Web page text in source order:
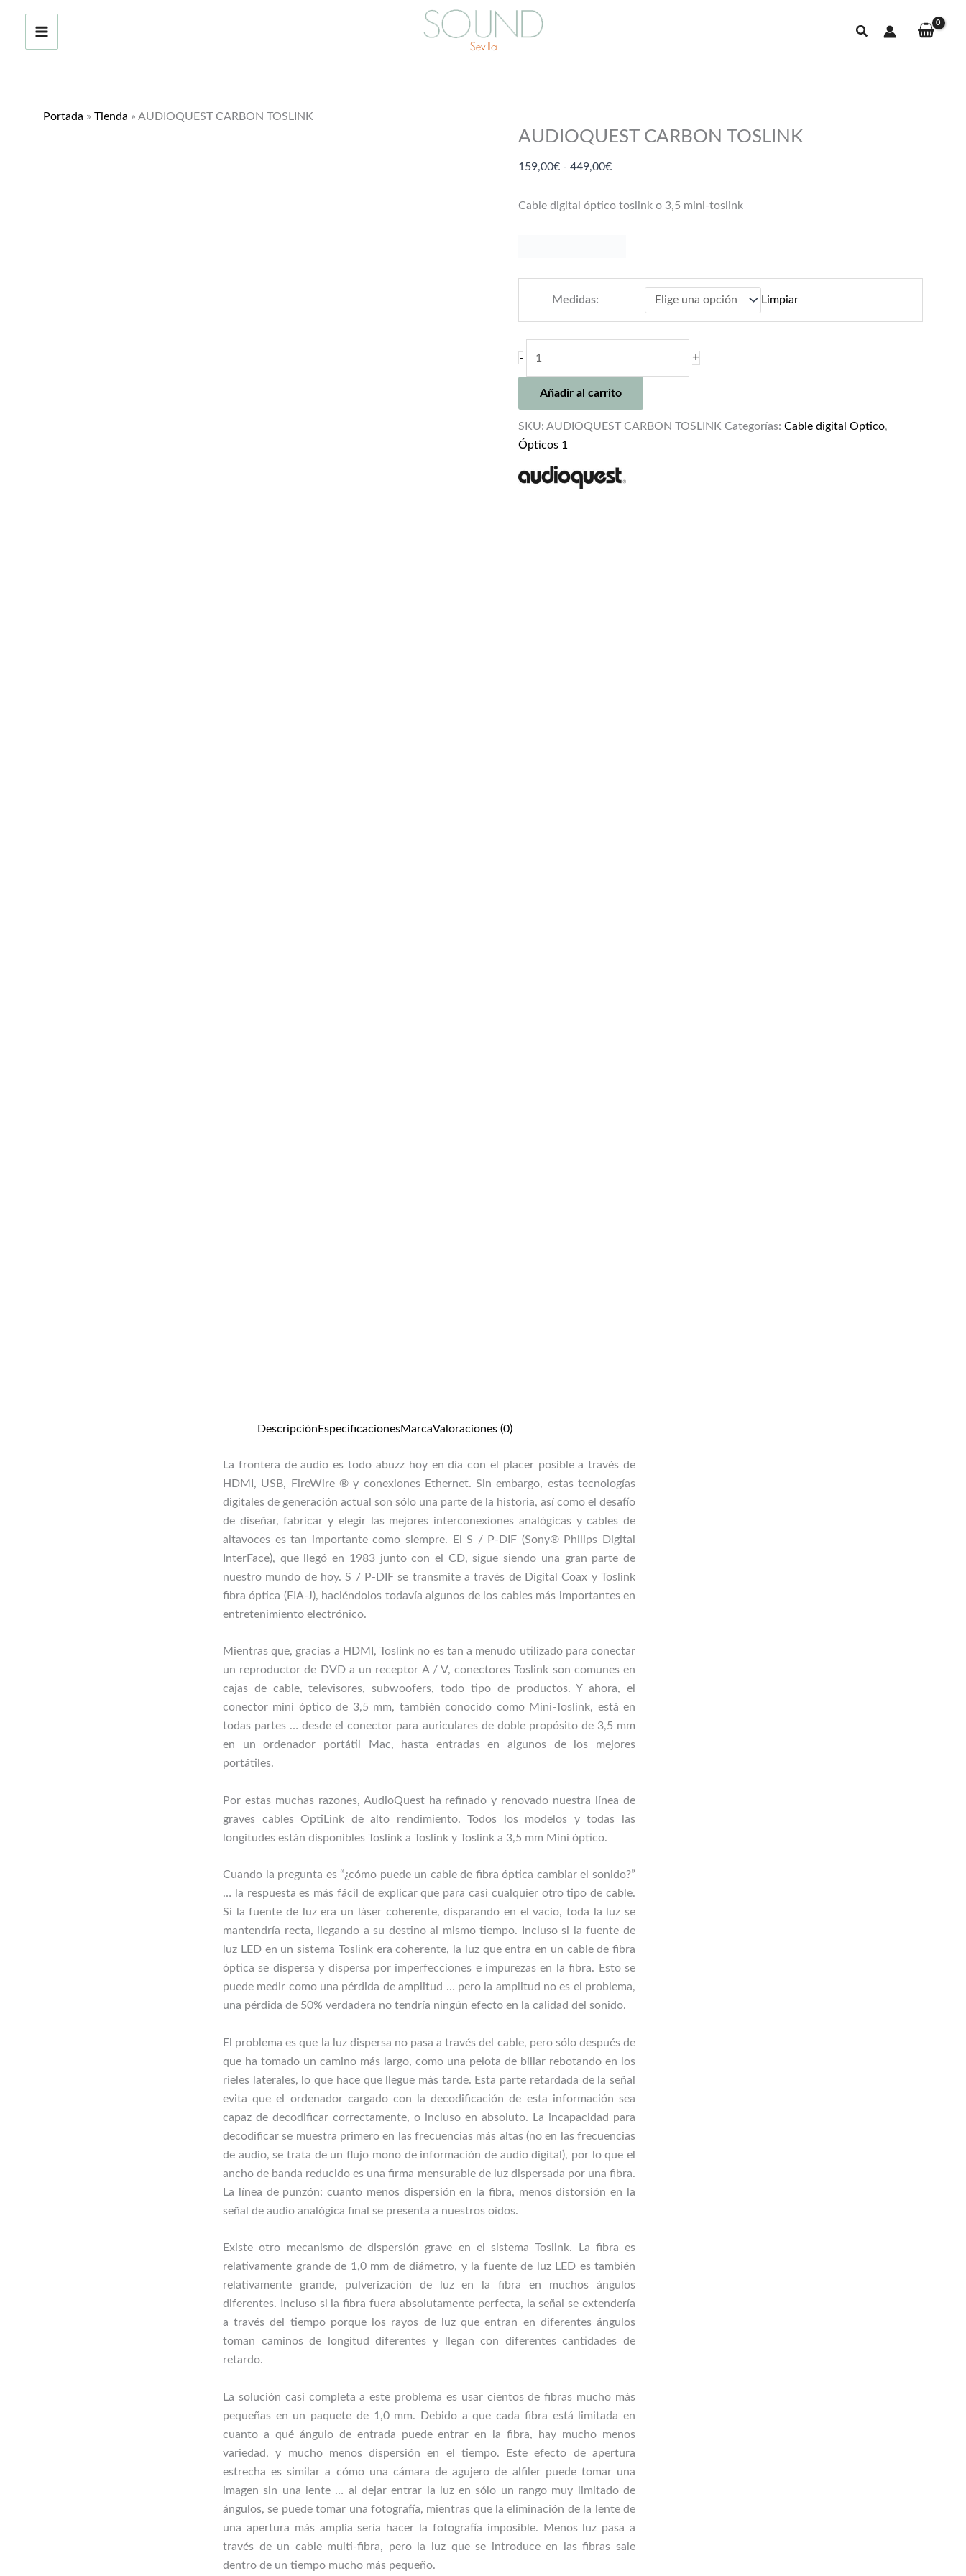
contenido
Buscar
Portada » Tienda » AUDIOQUEST CARBON TOSLINK
AUDIOQUEST CARBON TOSLINK
159,00€ - 449,00€Rango
precios:
449,00€
Cable digital óptico toslink o 3,5 mini-toslink
Medidas: Limpiar
- +
Añadir al carrito
SKU: AUDIOQUEST CARBON TOSLINK Categorías: Cable digital Optico,
Ópticos 1
DescripciónEspecificacionesMarcaValoraciones (0)
La frontera de audio es todo abuzz hoy en día con el placer posible a través de
HDMI, USB, FireWire ® y conexiones Ethernet. Sin embargo, estas tecnologías
digitales de generación actual son sólo una parte de la historia, así como el desafío
de diseñar, fabricar y elegir las mejores interconexiones analógicas y cables de
altavoces es tan importante como siempre. El S / P-DIF (Sony® Philips Digital
InterFace), que llegó en 1983 junto con el CD, sigue siendo una gran parte de
nuestro mundo de hoy. S / P-DIF se transmite a través de Digital Coax y Toslink
fibra óptica (EIA-J), haciéndolos todavía algunos de los cables más importantes en
entretenimiento electrónico.
Mientras que, gracias a HDMI, Toslink no es tan a menudo utilizado para conectar
un reproductor de DVD a un receptor A / V, conectores Toslink son comunes en
cajas de cable, televisores, subwoofers, todo tipo de productos. Y ahora, el
conector mini óptico de 3,5 mm, también conocido como Mini-Toslink, está en
todas partes … desde el conector para auriculares de doble propósito de 3,5 mm
en un ordenador portátil Mac, hasta entradas en algunos de los mejores
portátiles.
Por estas muchas razones, AudioQuest ha refinado y renovado nuestra línea de
graves cables OptiLink de alto rendimiento. Todos los modelos y todas las
longitudes están disponibles Toslink a Toslink y Toslink a 3,5 mm Mini óptico.
Cuando la pregunta es “¿cómo puede un cable de fibra óptica cambiar el sonido?”
… la respuesta es más fácil de explicar que para casi cualquier otro tipo de cable.
Si la fuente de luz era un láser coherente, disparando en el vacío, toda la luz se
mantendría recta, llegando a su destino al mismo tiempo. Incluso si la fuente de
luz LED en un sistema Toslink era coherente, la luz que entra en un cable de fibra
óptica se dispersa y dispersa por imperfecciones e impurezas en la fibra. Esto se
puede medir como una pérdida de amplitud … pero la amplitud no es el problema,
una pérdida de 50% verdadera no tendría ningún efecto en la calidad del sonido.
El problema es que la luz dispersa no pasa a través del cable, pero sólo después de
que ha tomado un camino más largo, como una pelota de billar rebotando en los
rieles laterales, lo que hace que llegue más tarde. Esta parte retardada de la señal
evita que el ordenador cargado con la decodificación de esta información sea
capaz de decodificar correctamente, o incluso en absoluto. La incapacidad para
decodificar se muestra primero en las frecuencias más altas (no en las frecuencias
de audio, se trata de un flujo mono de información de audio digital), por lo que el
ancho de banda reducido es una firma mensurable de luz dispersada por una fibra.
La línea de punzón: cuanto menos dispersión en la fibra, menos distorsión en la
señal de audio analógica final se presenta a nuestros oídos.
Existe otro mecanismo de dispersión grave en el sistema Toslink. La fibra es
relativamente grande de 1,0 mm de diámetro, y la fuente de luz LED es también
relativamente grande, pulverización de luz en la fibra en muchos ángulos
diferentes. Incluso si la fibra fuera absolutamente perfecta, la señal se extendería
a través del tiempo porque los rayos de luz que entran en diferentes ángulos
toman caminos de longitud diferentes y llegan con diferentes cantidades de
retardo.
La solución casi completa a este problema es usar cientos de fibras mucho más
pequeñas en un paquete de 1,0 mm. Debido a que cada fibra está limitada en
cuanto a qué ángulo de entrada puede entrar en la fibra, hay mucho menos
variedad, y mucho menos dispersión en el tiempo. Este efecto de apertura
estrecha es similar a cómo una cámara de agujero de alfiler puede tomar una
imagen sin una lente … al dejar entrar la luz en sólo un rango muy limitado de
ángulos, se puede tomar una fotografía, mientras que la eliminación de la lente de
una apertura más amplia sería hacer la fotografía imposible. Menos luz pasa a
través de un cable multi-fibra, pero la luz que se introduce en las fibras sale
dentro de un tiempo mucho más pequeño.